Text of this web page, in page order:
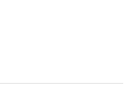
stuurpen
naar wens aan
die soepele